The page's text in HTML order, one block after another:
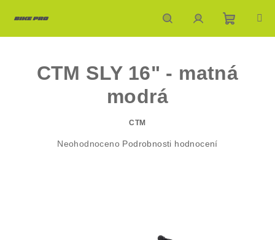
HledatPřihlášeníNákupní
košík
CTM SLY 16" - matná
modrá
CTM
Průměrné
Neohodnoceno Podrobnosti hodnocení